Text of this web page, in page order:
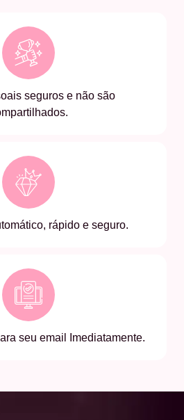
seguros e não são
rápido e seguro.
seu email Imediatamente.